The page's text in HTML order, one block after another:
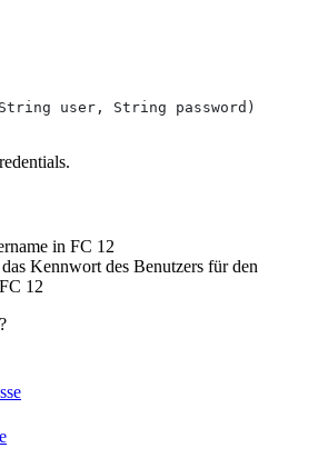
user, String password)
in FC 12
Kennwort des Benutzers für den
12